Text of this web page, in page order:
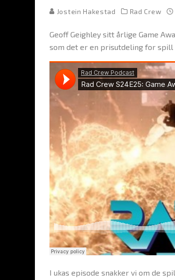
Jostein Hakestad Rad Crew
Geoff Geighley sitt årlige Game
som det er en prisutdeling for spill
I ukas episode snakker vi om de